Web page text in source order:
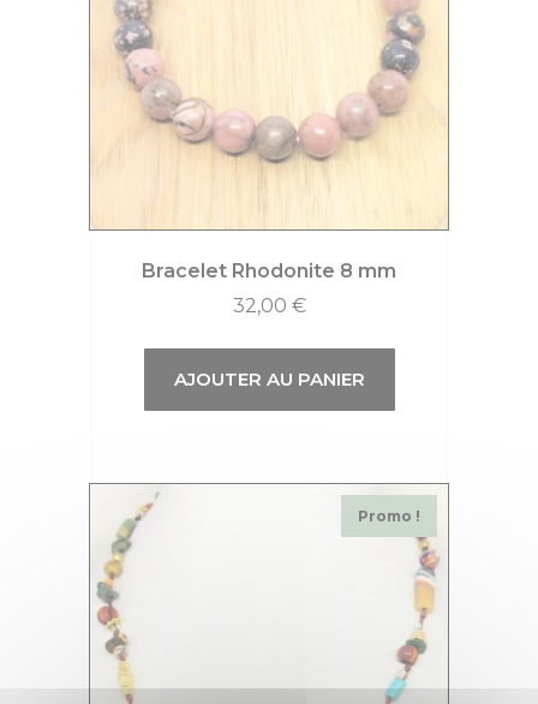
Bracelet Rhodonite 8 mm
32,00 €
AJOUTER AU PANIER
Promo !